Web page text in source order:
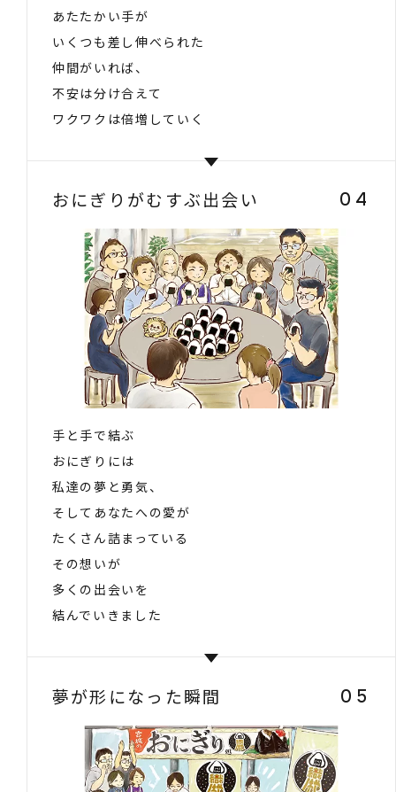
あたたかい手が
いくつも差し伸べられた
仲間がいれば、
不安は分け合えて
ワクワクは倍増していく
おにぎりがむすぶ出会い 04
手と手で結ぶ
おにぎりには
私達の夢と勇気、
そしてあなたへの愛が
たくさん詰まっている
その想いが
多くの出会いを
結んでいきました
夢が形になった瞬間 05